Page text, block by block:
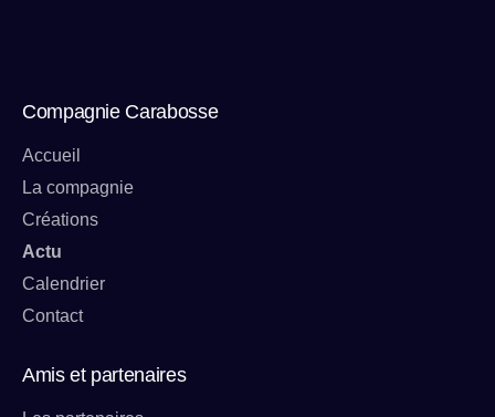
Compagnie Carabosse
Accueil
La compagnie
Créations
Actu
Calendrier
Contact
Amis et partenaires